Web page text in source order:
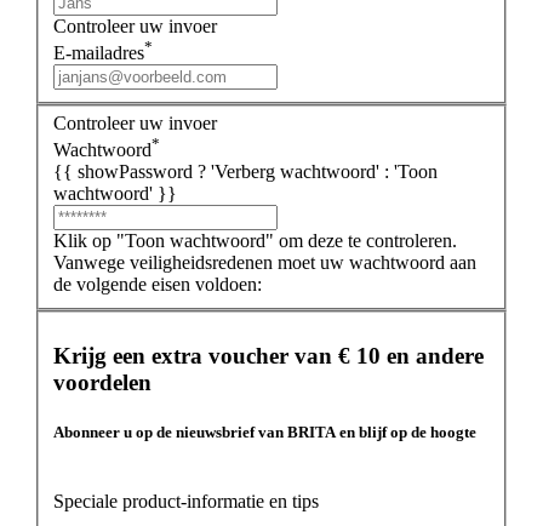
Controleer uw invoer
E-mailadres*
Controleer uw invoer
Wachtwoord*
{{ showPassword ? 'Verberg wachtwoord' : 'Toon
wachtwoord' }}
Klik op "Toon wachtwoord" om deze te controleren.
Vanwege veiligheidsredenen moet uw wachtwoord aan
de volgende eisen voldoen:
Krijg een extra voucher van € 10 en andere
voordelen
Abonneer u op de nieuwsbrief van BRITA en blijf op de hoogte
Speciale product-informatie en tips